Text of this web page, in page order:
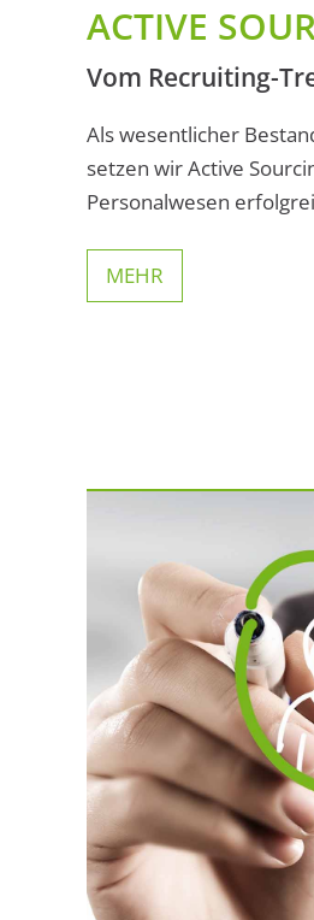
ACTIVE
Vom Recruiting-
Als wesentlicher
setzen wir Active
Personalwesen
MEHR